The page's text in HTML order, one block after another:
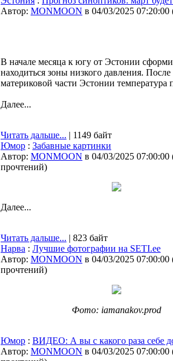
Автор: MONMOON в 04/03/2025 07:20:00
В начале месяца к югу от Эстонии
находиться зоны низкого давления.
материковой части Эстонии
Далее...
Читать дальше... | 1149 байт
Юмор : Забавные картинки
Автор: MONMOON в 04/03/2025 07:00:00
прочтений)
Далее...
Читать дальше... | 823 байт
Нарва : Лучшие фотографии на SETI.ee
Автор: MONMOON в 04/03/2025 07:00:00
прочтений)
Фото: iamanakov.prod
Юмор : ВИДЕО: А вы с какого раза себе
Автор: MONMOON в 04/03/2025 07:00:00